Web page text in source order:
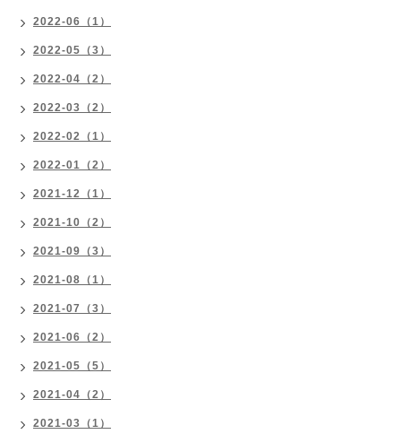
2022-06（1）
2022-05（3）
2022-04（2）
2022-03（2）
2022-02（1）
2022-01（2）
2021-12（1）
2021-10（2）
2021-09（3）
2021-08（1）
2021-07（3）
2021-06（2）
2021-05（5）
2021-04（2）
2021-03（1）